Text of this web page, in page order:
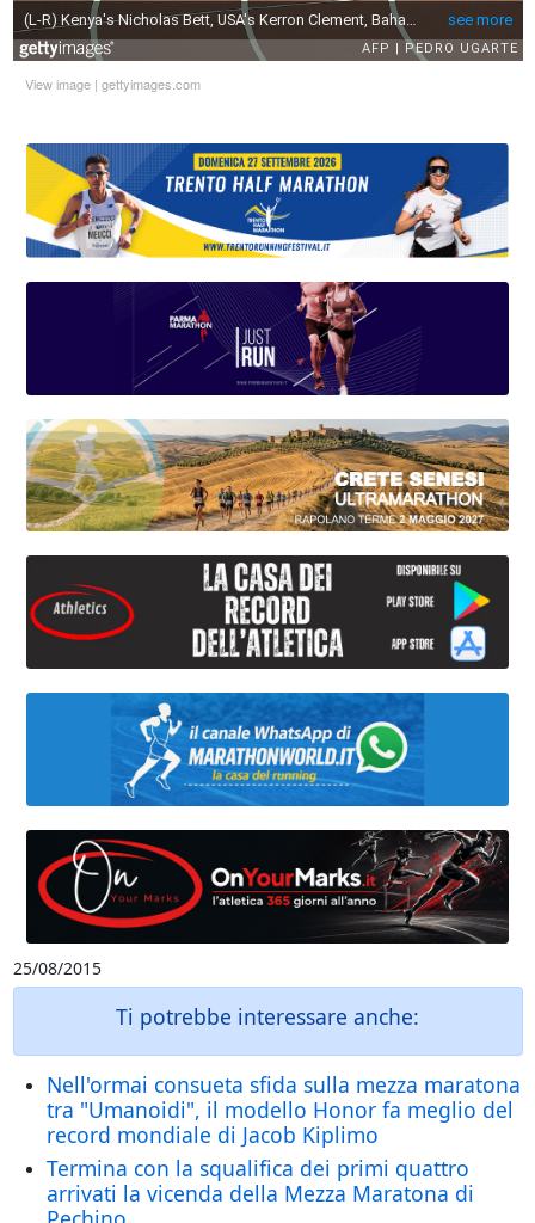
View image| gettyimages.com
25/08/2015
Ti potrebbe interessare anche:
Nell'ormai consueta sfida sulla mezza maratona
tra "Umanoidi", il modello Honor fa meglio del
record mondiale di Jacob Kiplimo
Termina con la squalifica dei primi quattro
arrivati la vicenda della Mezza Maratona di